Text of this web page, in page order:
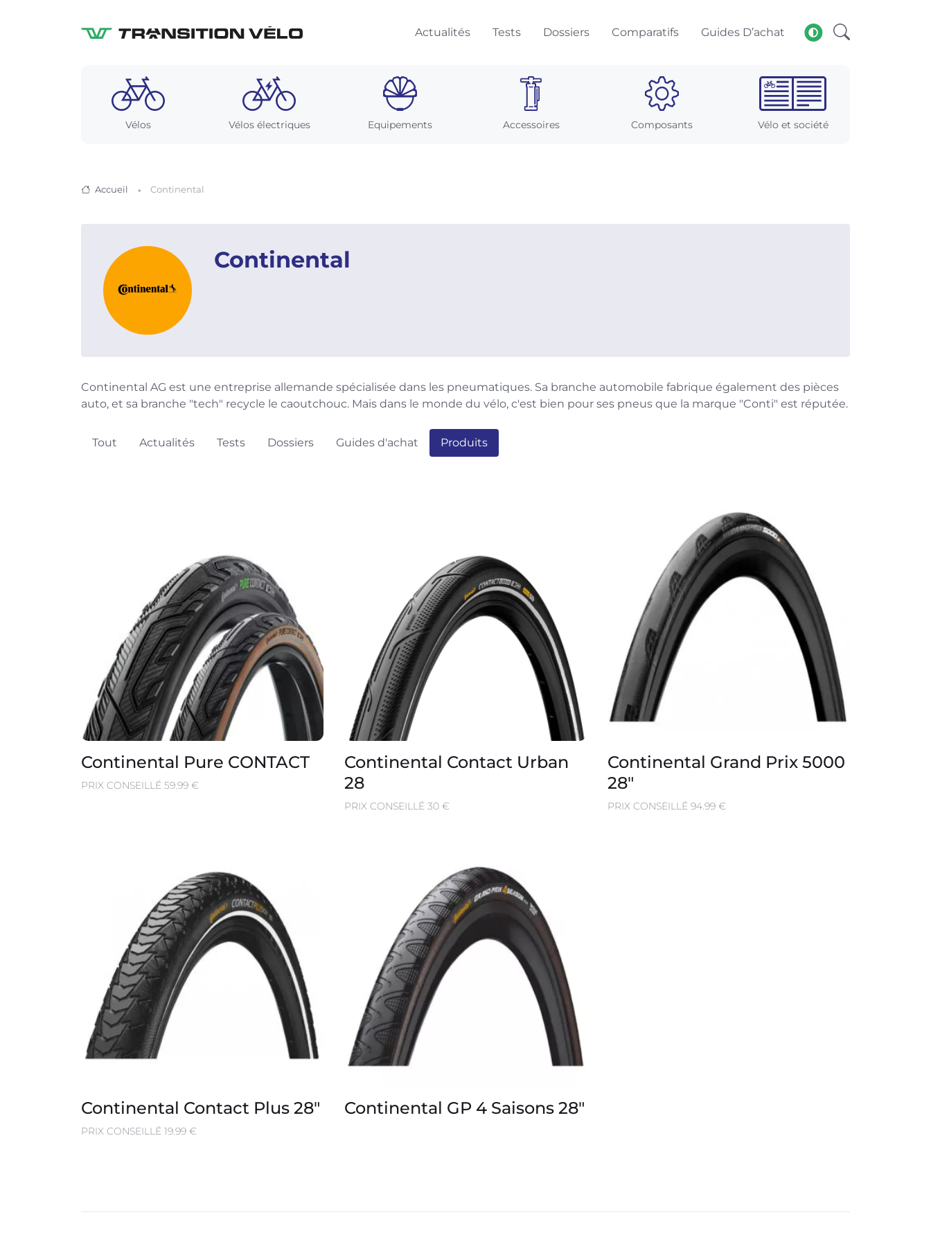
Actualités Tests Dossiers Comparatifs Guides D’achat
Vélos Vélos électriques Equipements Accessoires Composants Vélo et société
Accueil Continental
Continental
Continental AG est une entreprise allemande spécialisée dans les pneumatiques. Sa branche automobile fabrique également des pièces
auto, et sa branche "tech" recycle le caoutchouc. Mais dans le monde du vélo, c'est bien pour ses pneus que la marque "Conti" est réputée.
Tout Actualités Tests Dossiers Guides d'achat Produits
Continental Pure CONTACT
PRIX CONSEILLÉ 59.99 €
Continental Contact Urban
28
PRIX CONSEILLÉ 30 €
Continental Grand Prix 5000
28″
PRIX CONSEILLÉ 94.99 €
Continental Contact Plus 28″
PRIX CONSEILLÉ 19.99 €
Continental GP 4 Saisons 28″